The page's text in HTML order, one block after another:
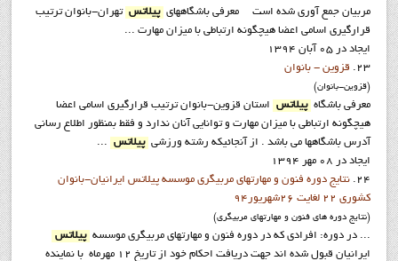
مربیان جمع آوری شده است معرفي باشگاههاي
پيلاتس تهران-بانوان ترتیب
قرارگیری اسامی اعضا هیچگونه ارتباطی با میزان مهارت ...
ایجاد در 05 آبان 1394
23.
قزوين - بانوان
(قزوين-بانوان)
معرفي باشگاه
پيلاتس
استان قزوين-بانوان ترتیب قرارگیری اسامی اعضا
هیچگونه ارتباطی با میزان مهارت و توانایی آنان ندارد و فقط بمنظور اطلاع رسانی
آدرس باشگاهها می باشد . از آنجائيکه رشته ورزشي
پيلاتس
...
ایجاد در 08 مهر 1394
24.
نتايج دوره فنون و مهارتهاي مربيگري موسسه پيلاتس ايرانيان-بانوان
کشوري 22 لغايت 26شهريور94
(نتايج دوره هاي فنون و مهارتهاي مربيگري)
... در دوره: افرادي که در دوره فنون و مهارتهاي مربيگري موسسه
پيلاتس
ايرانيان قبول شده اند جهت دريافت احکام خود از تاريخ 12 مهرماه با نماينده